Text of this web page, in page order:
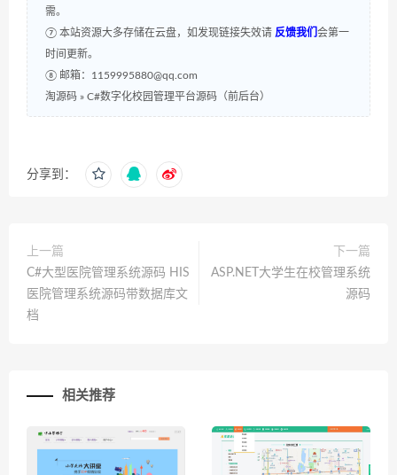
需。
⑦ 本站资源大多存储在云盘，如发现链接失效请 反馈我们 会第一
时间更新。
⑧ 邮箱：1159995880@qq.com
淘源码 » C#数字化校园管理平台源码（前后台）
分享到：
上一篇
C#大型医院管理系统源码 HIS
医院管理系统源码带数据库文
档
下一篇
ASP.NET大学生在校管理系统
源码
相关推荐